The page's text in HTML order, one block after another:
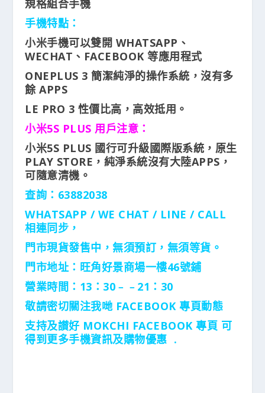
規格組合手機
手機特點：
小米手機可以雙開 WHATSAPP、
WECHAT、FACEBOOK 等應用程式
ONEPLUS 3 簡潔純淨的操作系統，沒有多
餘 APPS
LE PRO 3 性價比高，高效抵用。
小米5S PLUS 用戶注意：
小米5S PLUS 國行可升級國際版系統，原生
PLAY STORE，純淨系統沒有大陸APPS，
可隨意清機。
查詢：63882038
WHATSAPP / WE CHAT / LINE / CALL
相連同步，
門市現貨發售中，無須預訂，無須等貨。
門市地址：旺角好景商場一樓46號鋪
營業時間：13：30﹣﹣21：30
敬請密切關注我哋 FACEBOOK 專頁動態
支持及讃好 MOKCHI FACEBOOK 專頁 可
得到更多手機資訊及購物優惠 .